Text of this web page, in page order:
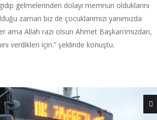
gelmelerinden dolayı memnun olduklarını
zaman biz de çocuklarımızı yanımızda
Allah razı olsun Ahmet Başkan’ımızdan,
verdikleri için.” şeklinde konuştu.